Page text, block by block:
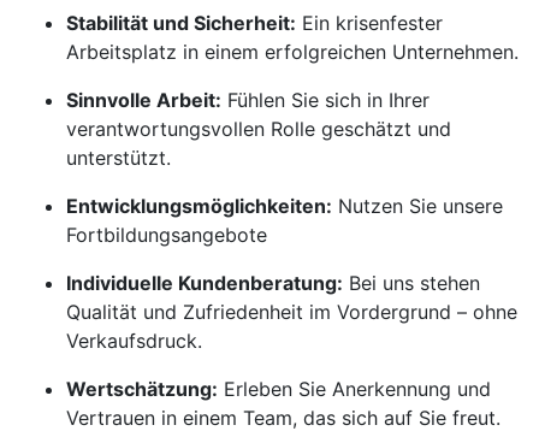
Stabilität und Sicherheit: Ein krisenfester
Arbeitsplatz in einem erfolgreichen Unternehmen.
Sinnvolle Arbeit: Fühlen Sie sich in Ihrer
verantwortungsvollen Rolle geschätzt und
unterstützt.
Entwicklungsmöglichkeiten: Nutzen Sie unsere
Fortbildungsangebote
Individuelle Kundenberatung: Bei uns stehen
Qualität und Zufriedenheit im Vordergrund – ohne
Verkaufsdruck.
Wertschätzung: Erleben Sie Anerkennung und
Vertrauen in einem Team, das sich auf Sie freut.